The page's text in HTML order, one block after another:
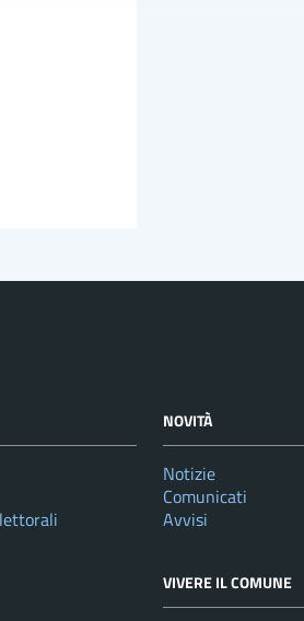
NOVITÀ
Notizie
Comunicati
Avvisi
VIVERE IL COMUNE